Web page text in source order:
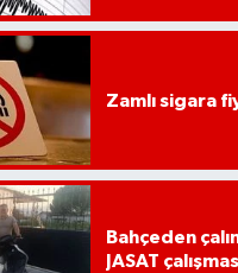
Zamlı sigara
Bahçeden
JASAT